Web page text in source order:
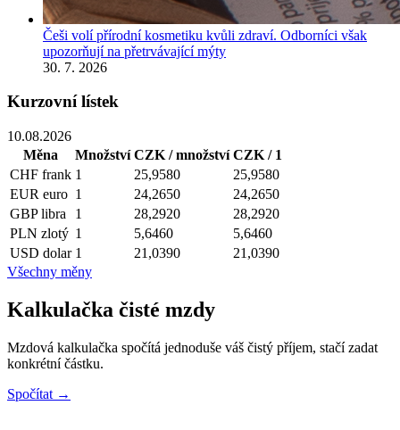
Češi volí přírodní kosmetiku kvůli zdraví. Odborníci však
upozorňují na přetrvávající mýty
30. 7. 2026
Kurzovní lístek
10.08.2026
Měna
Množství CZK / množství CZK / 1
CHF frank 1 25,9580
25,9580
EUR euro 1 24,2650
24,2650
GBP libra 1 28,2920
28,2920
PLN zlotý 1 5,6460
5,6460
USD dolar 1 21,0390
21,0390
Všechny měny
Kalkulačka čisté mzdy
Mzdová kalkulačka spočítá jednoduše váš čistý příjem, stačí zadat
konkrétní částku.
Spočítat →